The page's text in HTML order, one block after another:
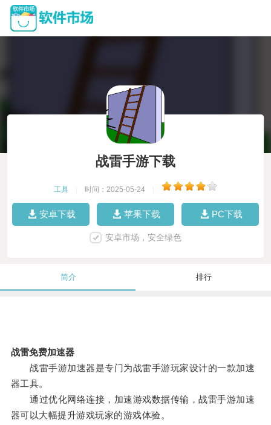
战雷手游下载
工具 时间：2025-05-24
安卓下载 苹果下载 PC下载
安卓市场，安全绿色
简介 排行
战雷免费加速器
战雷手游加速器是专门为战雷手游玩家设计的一款加速
器工具。
通过优化网络连接，加速游戏数据传输，战雷手游加速
器可以大幅提升游戏玩家的游戏体验。